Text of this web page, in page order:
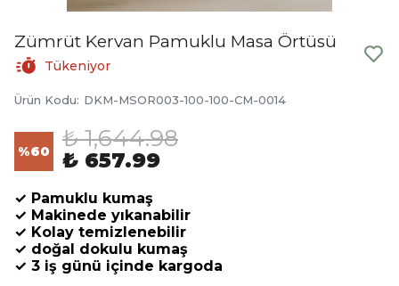
Zümrüt Kervan Pamuklu Masa Örtüsü
Tükeniyor
Ürün Kodu: DKM-MSOR003-100-100-CM-0014
%60 ₺ 1,644.98
₺ 657.99
✓ Pamuklu kumaş
✓ Makinede yıkanabilir
✓ Kolay temizlenebilir
✓ doğal dokulu kumaş
✓ 3 iş günü içinde kargoda